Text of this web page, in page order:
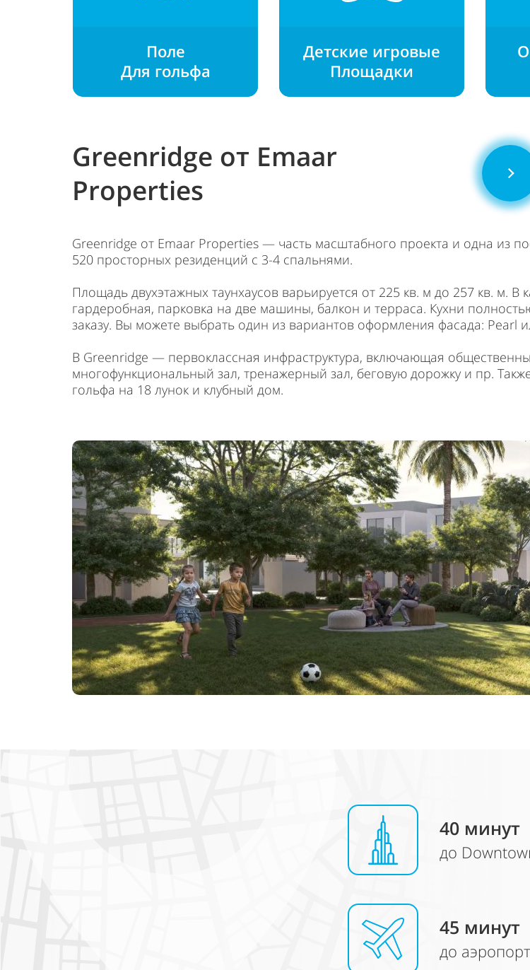
Поле
Для гольфа
Детские игровые
Площадки
Greenridge от Emaar
Properties
Greenridge от Emaar Properties — часть масштабного проекта и одна из
520 просторных резиденций с 3-4 спальнями.
Площадь двухэтажных таунхаусов варьируется от 225 кв. м до 257 кв. м.
гардеробная, парковка на две машины, балкон и терраса. Кухни
заказу. Вы можете выбрать один из вариантов оформления фасада: Pearl
В Greenridge — первоклассная инфраструктура, включающая
многофункциональный зал, тренажерный зал, беговую дорожку и пр.
гольфа на 18 лунок и клубный дом.
40 минут
до
45 минут
до